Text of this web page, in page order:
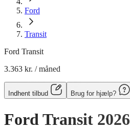
Ford
Transit
Ford Transit
3.363 kr. / måned
Indhent tilbud Brug for hjælp?
Ford Transit 2026